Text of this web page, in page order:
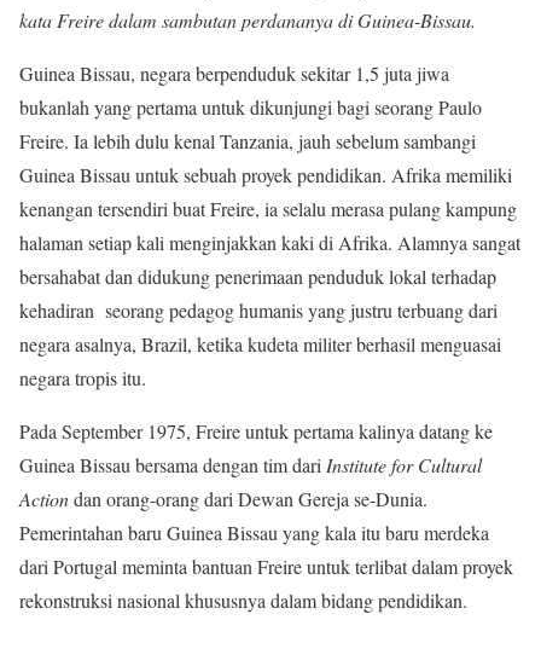
kata Freire dalam sambutan perdananya di Guinea-Bissau.
Guinea Bissau, negara berpenduduk sekitar 1,5 juta jiwa
bukanlah yang pertama untuk dikunjungi bagi seorang Paulo
Freire. Ia lebih dulu kenal Tanzania, jauh sebelum sambangi
Guinea Bissau untuk sebuah proyek pendidikan. Afrika memiliki
kenangan tersendiri buat Freire, ia selalu merasa pulang kampung
halaman setiap kali menginjakkan kaki di Afrika. Alamnya sangat
bersahabat dan didukung penerimaan penduduk lokal terhadap
kehadiran seorang pedagog humanis yang justru terbuang dari
negara asalnya, Brazil, ketika kudeta militer berhasil menguasai
negara tropis itu.
Pada September 1975, Freire untuk pertama kalinya datang ke
Guinea Bissau bersama dengan tim dari Institute for Cultural
Actiondan orang-orang dari Dewan Gereja se-Dunia.
Pemerintahan baru Guinea Bissau yang kala itu baru merdeka
dari Portugal meminta bantuan Freire untuk terlibat dalam proyek
rekonstruksi nasional khususnya dalam bidang pendidikan.